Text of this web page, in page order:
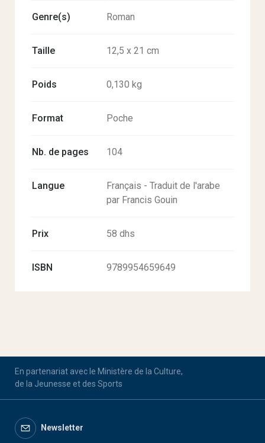
Genre(s) Roman
Taille 12,5 x 21 cm
Poids 0,130 kg
Format Poche
Nb. de pages 104
Langue
Français - Traduit de l'arabe
par Francis Gouin
Prix 58 dhs
ISBN 9789954659649
En partenariat avec le Ministère de la Culture,
de la Jeunesse et des Sports
Newsletter